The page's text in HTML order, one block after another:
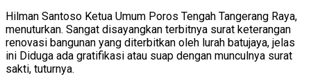
Hilman Santoso Ketua Umum Poros Tengah Tangerang Raya,
menuturkan. Sangat disayangkan terbitnya surat keterangan
renovasi bangunan yang diterbitkan oleh lurah batujaya, jelas
ini Diduga ada gratifikasi atau suap dengan munculnya surat
sakti, tuturnya.